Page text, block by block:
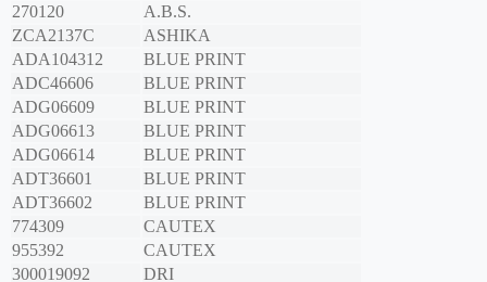
270120
A.B.S.
ZCA2137C
ASHIKA
ADA104312
BLUE PRINT
ADC46606
BLUE PRINT
ADG06609
BLUE PRINT
ADG06613
BLUE PRINT
ADG06614
BLUE PRINT
ADT36601
BLUE PRINT
ADT36602
BLUE PRINT
774309
CAUTEX
955392
CAUTEX
300019092
DRI